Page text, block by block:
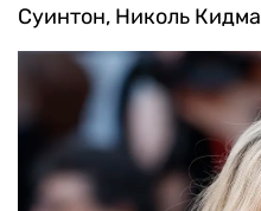
Суинтон, Николь